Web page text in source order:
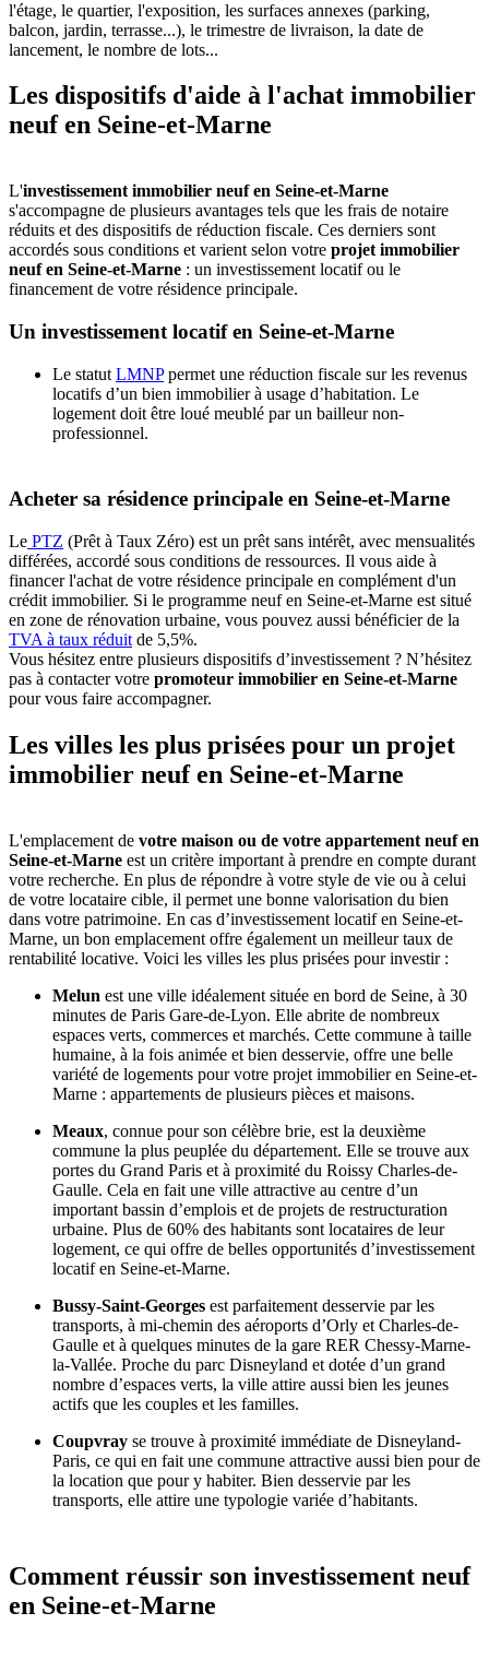
l'étage, le quartier, l'exposition, les surfaces annexes (parking,
balcon, jardin, terrasse...), le trimestre de livraison, la date de
lancement, le nombre de lots...
Les dispositifs d'aide à l'achat immobilier
neuf en Seine-et-Marne
L'investissement immobilier neuf en Seine-et-Marne
s'accompagne de plusieurs avantages tels que les frais de notaire
réduits et des dispositifs de réduction fiscale. Ces derniers sont
accordés sous conditions et varient selon votre projet immobilier
neuf en Seine-et-Marne : un investissement locatif ou le
financement de votre résidence principale.
Un investissement locatif en Seine-et-Marne
Le statut LMNPpermet une réduction fiscale sur les revenus
locatifs d’un bien immobilier à usage d’habitation. Le
logement doit être loué meublé par un bailleur non-
professionnel.
Acheter sa résidence principale en Seine-et-Marne
Le PTZ (Prêt à Taux Zéro) est un prêt sans intérêt, avec mensualités
différées, accordé sous conditions de ressources. Il vous aide à
financer l'achat de votre résidence principale en complément d'un
crédit immobilier. Si le programme neuf en Seine-et-Marne est situé
en zone de rénovation urbaine, vous pouvez aussi bénéficier de la
TVA à taux réduit de 5,5%.
Vous hésitez entre plusieurs dispositifs d’investissement ? N’hésitez
pas à contacter votre promoteur immobilier en Seine-et-Marne
pour vous faire accompagner.
Les villes les plus prisées pour un projet
immobilier neuf en Seine-et-Marne
L'emplacement de votre maison ou de votre appartement neuf en
Seine-et-Marne est un critère important à prendre en compte durant
votre recherche. En plus de répondre à votre style de vie ou à celui
de votre locataire cible, il permet une bonne valorisation du bien
dans votre patrimoine. En cas d’investissement locatif en Seine-et-
Marne, un bon emplacement offre également un meilleur taux de
rentabilité locative. Voici les villes les plus prisées pour investir :
Melun est une ville idéalement située en bord de Seine, à 30
minutes de Paris Gare-de-Lyon. Elle abrite de nombreux
espaces verts, commerces et marchés. Cette commune à taille
humaine, à la fois animée et bien desservie, offre une belle
variété de logements pour votre projet immobilier en Seine-et-
Marne : appartements de plusieurs pièces et maisons.
Meaux, connue pour son célèbre brie, est la deuxième
commune la plus peuplée du département. Elle se trouve aux
portes du Grand Paris et à proximité du Roissy Charles-de-
Gaulle. Cela en fait une ville attractive au centre d’un
important bassin d’emplois et de projets de restructuration
urbaine. Plus de 60% des habitants sont locataires de leur
logement, ce qui offre de belles opportunités d’investissement
locatif en Seine-et-Marne.
Bussy-Saint-Georges est parfaitement desservie par les
transports, à mi-chemin des aéroports d’Orly et Charles-de-
Gaulle et à quelques minutes de la gare RER Chessy-Marne-
la-Vallée. Proche du parc Disneyland et dotée d’un grand
nombre d’espaces verts, la ville attire aussi bien les jeunes
actifs que les couples et les familles.
Coupvray se trouve à proximité immédiate de Disneyland-
Paris, ce qui en fait une commune attractive aussi bien pour de
la location que pour y habiter. Bien desservie par les
transports, elle attire une typologie variée d’habitants.
Comment réussir son investissement neuf
en Seine-et-Marne